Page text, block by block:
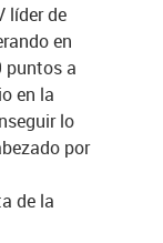
líder de
en
puntos a
en la
lo
por
de la